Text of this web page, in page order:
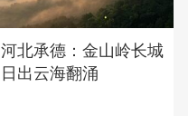
河北承德：金山岭长城
日出云海翻涌